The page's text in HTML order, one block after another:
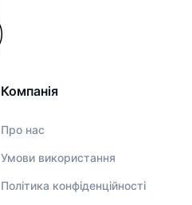
Компанія
Про нас
Умови використання
Політика конфіденційності